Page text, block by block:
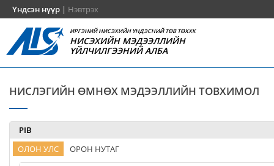
Үндсэн нүүр | Нэвтрэх
ИРГЭНИЙ НИСЭХИЙН ҮНДЭСНИЙ ТӨВ ТӨХХК
НИСЭХИЙН МЭДЭЭЛЛИЙН
ҮЙЛЧИЛГЭЭНИЙ АЛБА
НИСЛЭГИЙН ӨМНӨХ МЭДЭЭЛЛИЙН ТОВХИМОЛ
PIB
ОЛОН УЛС
ОРОН НУТАГ